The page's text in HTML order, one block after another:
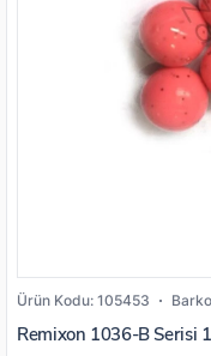
Ürün Kodu: 105453
Remixon 1036-B Serisi